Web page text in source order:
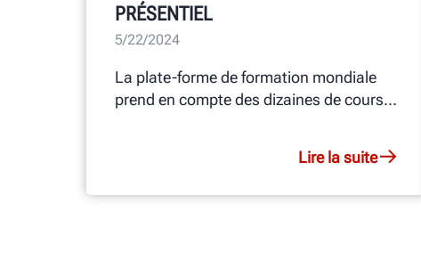
PRÉSENTIEL
5/22/2024
La plate-forme de formation mondiale
prend en compte des dizaines de cours...
Lire la suite